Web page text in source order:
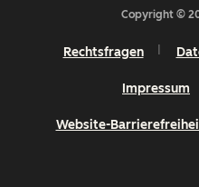
Copyright ©
Rechtsfragen
Impressum
Website-